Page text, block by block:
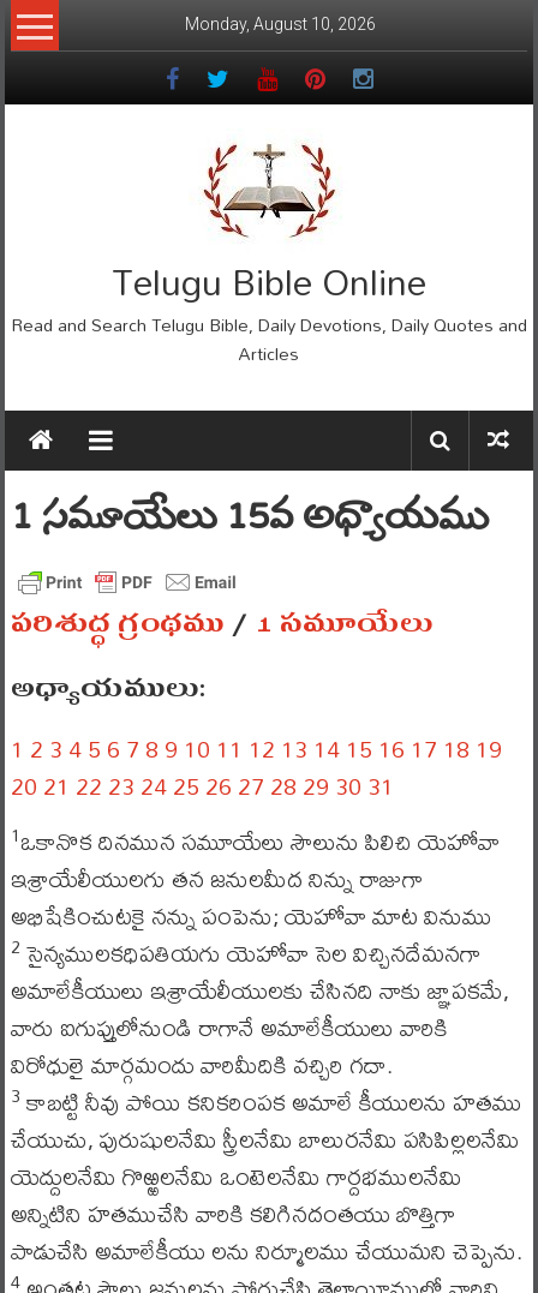
Skip
to
Monday, August 10, 2026
Telugu Bible Online
Read and Search Telugu Bible, Daily Devotions, Daily Quotes and
Articles
1 సమూయేలు 15వ అధ్యాయము
పరిశుద్ధ గ్రంథము/1 సమూయేలు
అధ్యాయములు:
1 23456789 10 11 12 13 1415 16 17 18 19
2021 22232425262728293031
1ఒకానొక దినమున సమూయేలు సౌలును పిలిచి యెహోవా
ఇశ్రాయేలీయులగు తన జనులమీద నిన్ను రాజుగా
అభిషేకించుటకై నన్ను పంపెను; యెహోవా మాట వినుము
2 సైన్యములకధిపతియగు యెహోవా సెల విచ్చినదేమనగా
అమాలేకీయులు ఇశ్రాయేలీయులకు చేసినది నాకు జ్ఞాపకమే,
వారు ఐగుప్తులోనుండి రాగానే అమాలేకీయులు వారికి
విరోధులై మార్గమందు వారిమీదికి వచ్చిరి గదా.
3 కాబట్టి నీవు పోయి కనికరింపక అమాలే కీయులను హతము
చేయుచు, పురుషులనేమి స్త్రీలనేమి బాలురనేమి పసిపిల్లలనేమి
యెద్దులనేమి గొఱ్ఱలనేమి ఒంటెలనేమి గార్దభములనేమి
అన్నిటిని హతముచేసి వారికి కలిగినదంతయు బొత్తిగా
పాడుచేసి అమాలేకీయు లను నిర్మూలము చేయుమని చెప్పెను.
4